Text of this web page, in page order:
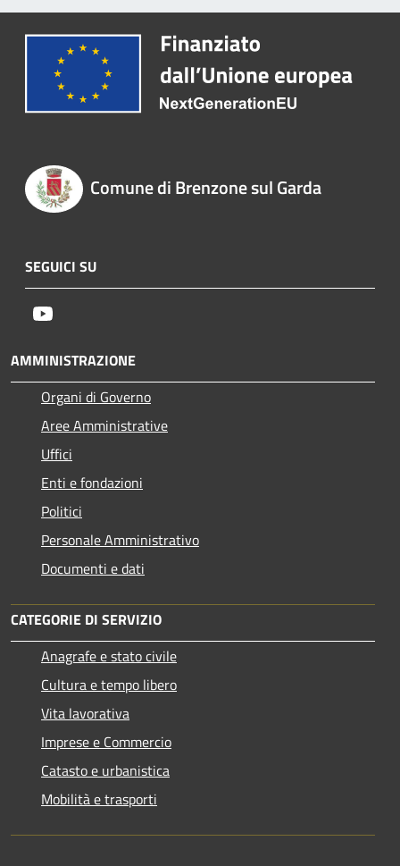
Comune di Brenzone sul Garda
SEGUICI SU
AMMINISTRAZIONE
Organi di Governo
Aree Amministrative
Uffici
Enti e fondazioni
Politici
Personale Amministrativo
Documenti e dati
CATEGORIE DI SERVIZIO
Anagrafe e stato civile
Cultura e tempo libero
Vita lavorativa
Imprese e Commercio
Catasto e urbanistica
Mobilità e trasporti